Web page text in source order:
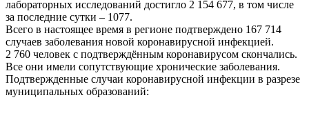
лабораторных исследований достигло 2 154 677, в том числе
за последние сутки – 1077.
Всего в настоящее время в регионе подтверждено 167 714
случаев заболевания новой коронавирусной инфекцией.
2 760 человек с подтверждённым коронавирусом скончались.
Все они имели сопутствующие хронические заболевания.
Подтвержденные случаи коронавирусной инфекции в разрезе
муниципальных образований: